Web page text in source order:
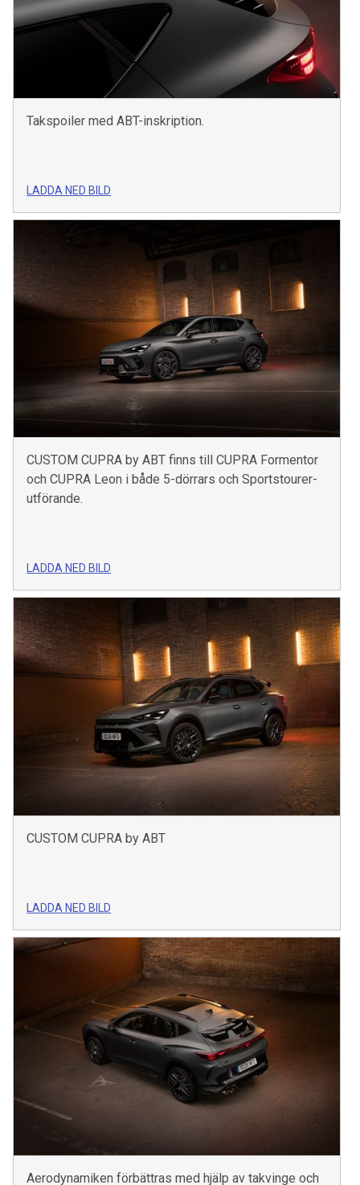
Takspoiler med ABT-inskription.
LADDA NED BILD
CUSTOM CUPRA by ABT finns till CUPRA Formentor
och CUPRA Leon i både 5-dörrars och Sportstourer-
utförande.
LADDA NED BILD
CUSTOM CUPRA by ABT
LADDA NED BILD
Aerodynamiken förbättras med hjälp av takvinge och